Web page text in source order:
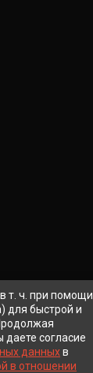
т. ч. при помощи
для быстрой и
даете согласие
данныхв
в отношении